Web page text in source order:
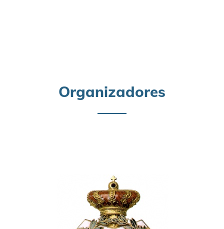
Organizadores